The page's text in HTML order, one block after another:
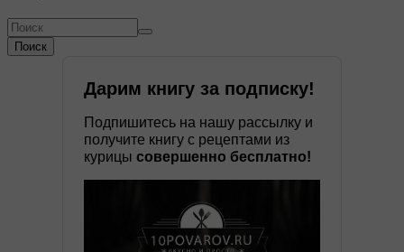
Поиск
Дарим книгу за подписку!
Подпишитесь на нашу рассылку и
получите книгу с рецептами из
курицы совершенно бесплатно!